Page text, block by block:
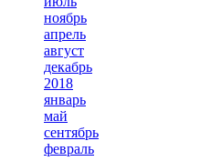
ноябрь
апрель
август
декабрь
2018
январь
май
сентябрь
февраль